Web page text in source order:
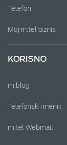
Telefoni
Moj m:tel biznis
KORISNO
m:blog
Telefonski imenik
m:tel Webmail